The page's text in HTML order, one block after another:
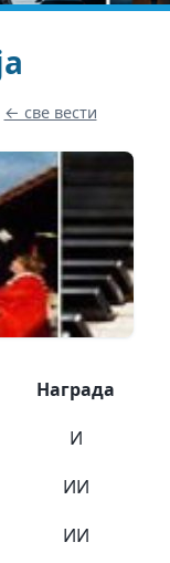
← све вести
Награда
И
ИИ
ИИ